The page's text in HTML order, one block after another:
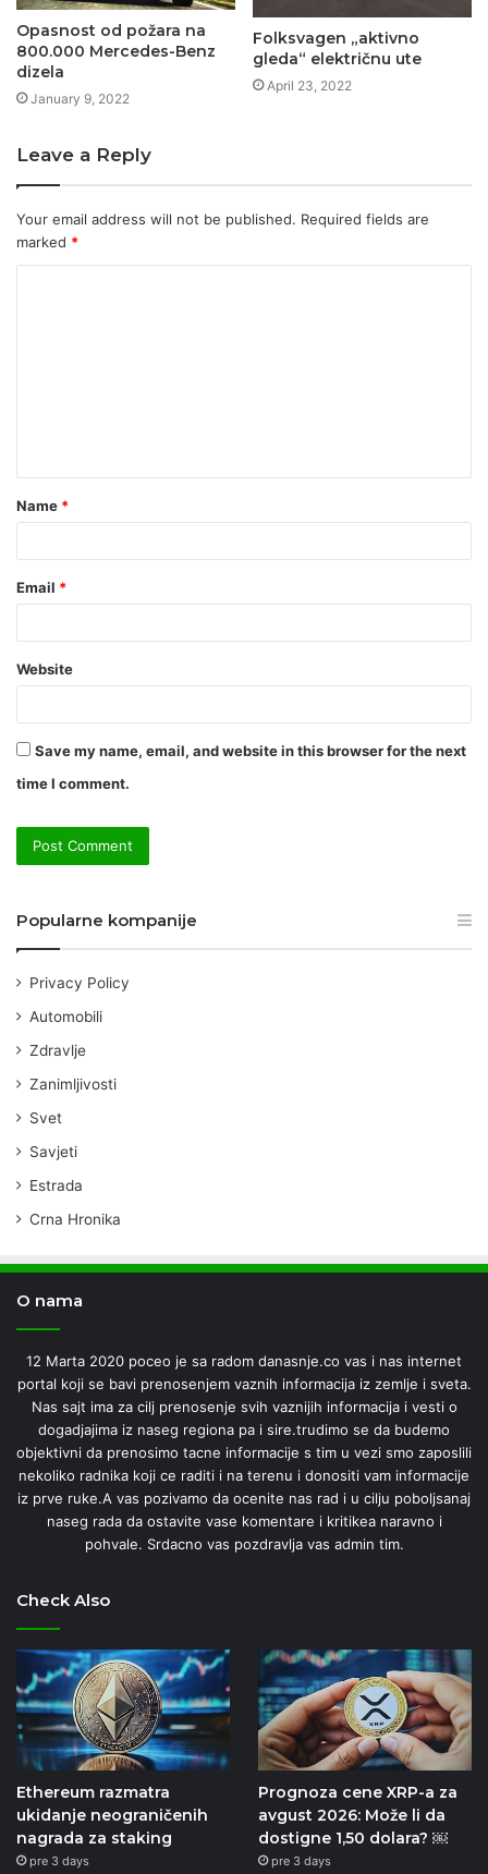
Opasnost od požara na
800.000 Mercedes-Benz
dizela
January 9, 2022
Folksvagen „aktivno
gleda“ električnu ute
April 23, 2022
Leave a Reply
Your email address will not be published. Required fields are
marked *
t
*
Name *
Email *
Website
Save my name, email, and website in this browser for the next
time I comment.
Popularne kompanije
Privacy Policy
Automobili
Zdravlje
Zanimljivosti
Svet
Savjeti
Estrada
Crna Hronika
O nama
12 Marta 2020 poceo je sa radom danasnje.co vas i nas internet
portal koji se bavi prenosenjem vaznih informacija iz zemlje i sveta.
Nas sajt ima za cilj prenosenje svih vaznijih informacija i vesti o
dogadjajima iz naseg regiona pa i sire.trudimo se da budemo
objektivni da prenosimo tacne informacije s tim u vezi smo zaposlili
nekoliko radnika koji ce raditi i na terenu i donositi vam informacije
iz prve ruke.A vas pozivamo da ocenite nas rad i u cilju poboljsanaj
naseg rada da ostavite vase komentare i kritikea naravno i
pohvale. Srdacno vas pozdravlja vas admin tim.
Check Also
Ethereum razmatra
ukidanje neograničenih
nagrada za staking
pre 3 days
Prognoza cene XRP-a za
avgust 2026: Može li da
dostigne 1,50 dolara? ￼
pre 3 days